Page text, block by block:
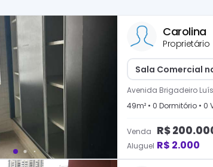
Carolina
Proprietário
Sala Comercial
Avenida Brigadeiro
49m² • 0 Dormitório • 0
Venda R$
Aluguel R$ 2.000